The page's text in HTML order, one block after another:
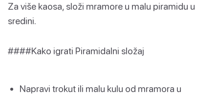
Za više kaosa, složi mramore u malu piramidu u
sredini.
####Kako igrati Piramidalni složaj
Napravi trokut ili malu kulu od mramora u